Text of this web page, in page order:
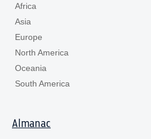
Africa
Asia
Europe
North America
Oceania
South America
Almanac